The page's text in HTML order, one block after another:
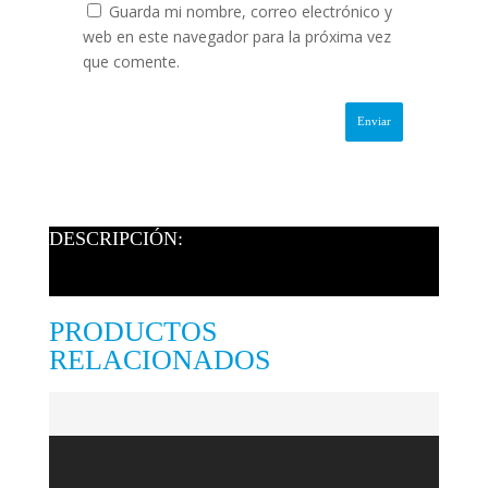
Guarda mi nombre, correo electrónico y
web en este navegador para la próxima vez
que comente.
DESCRIPCIÓN:
PRODUCTOS
RELACIONADOS